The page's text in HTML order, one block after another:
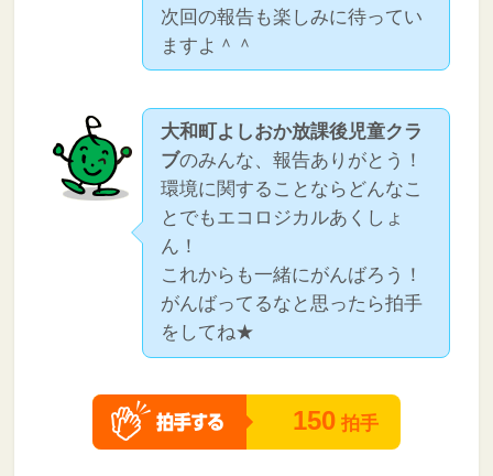
次回の報告も楽しみに待ってい
ますよ＾＾
大和町よしおか放課後児童クラ
ブのみんな、報告ありがとう！
環境に関することならどんなこ
とでもエコロジカルあくしょ
ん！
これからも一緒にがんばろう！
がんばってるなと思ったら拍手
をしてね★
150 拍手